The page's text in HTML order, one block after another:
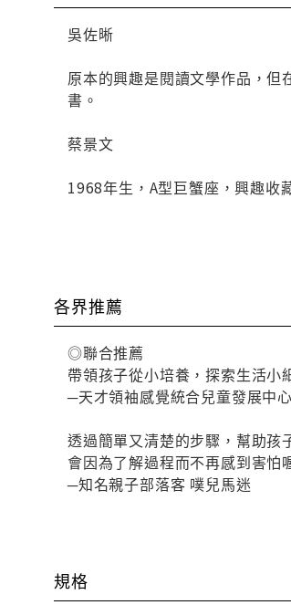
吳佐晰
原本的興趣是閱讀文學作品，
書。
蔡景文
1968年生，A型巨蟹座，興趣收
各界推薦
◎聯合推薦
帶領孩子從小培養，探索生活小
─天才領袖感覺統合兒童發展中
透過簡單又清楚的步驟，幫助孩
會因為了解過程而不再感到害怕
─知名親子部落客 噗兒馬迷
規格